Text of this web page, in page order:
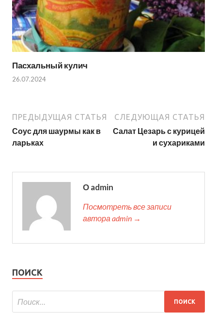
Пасхальный кулич
26.07.2024
ПРЕДЫДУЩАЯ СТАТЬЯ
Соус для шаурмы как в
ларьках
СЛЕДУЮЩАЯ СТАТЬЯ
Салат Цезарь с курицей
и сухариками
О admin
Посмотреть все записи
автора admin →
ПОИСК